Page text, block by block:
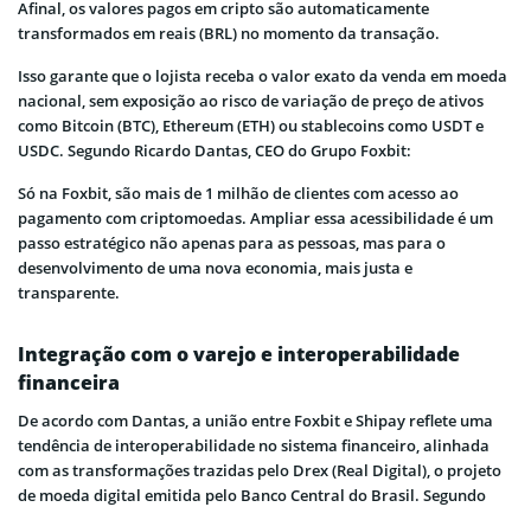
Afinal, os valores pagos em cripto são automaticamente
transformados em reais (BRL) no momento da transação.
Isso garante que o lojista receba o valor exato da venda em moeda
nacional, sem exposição ao risco de variação de preço de ativos
como Bitcoin (BTC), Ethereum (ETH) ou stablecoins como USDT e
USDC. Segundo Ricardo Dantas, CEO do Grupo Foxbit:
Só na Foxbit, são mais de 1 milhão de clientes com acesso ao
pagamento com criptomoedas. Ampliar essa acessibilidade é um
passo estratégico não apenas para as pessoas, mas para o
desenvolvimento de uma nova economia, mais justa e
transparente.
Integração com o varejo e interoperabilidade
financeira
De acordo com Dantas, a união entre Foxbit e Shipay reflete uma
tendência de interoperabilidade no sistema financeiro, alinhada
com as transformações trazidas pelo Drex (Real Digital), o projeto
de moeda digital emitida pelo Banco Central do Brasil. Segundo